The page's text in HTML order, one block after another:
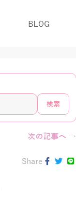
BLOG
検索
次の記事へ →
Share